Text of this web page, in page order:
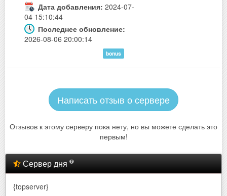
Дата добавления: 2024-07-
04 15:10:44
Последнее обновление:
2026-08-06 20:00:14
bonus
Написать отзыв о сервере
Отзывов к этому серверу пока нету, но вы можете сделать это
первым!
Сервер дня
{topserver}